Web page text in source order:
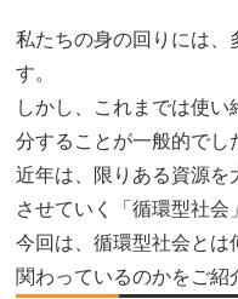
私たちの身の回りには、
す。
しかし、これまでは使
分することが一般的でし
近年は、限りある資源を
させていく「循環型社会
今回は、循環型社会とは
関わっているのかをご紹